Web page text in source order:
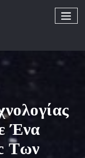
Ένα
Των